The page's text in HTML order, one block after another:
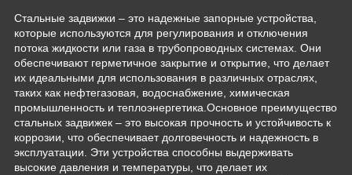
Стальные задвижки – это надежные запорные устройства,
которые используются для регулирования и отключения
потока жидкости или газа в трубопроводных системах. Они
обеспечивают герметичное закрытие и открытие, что делает
их идеальными для использования в различных отраслях,
таких как нефтегазовая, водоснабжение, химическая
промышленность и теплоэнергетика.Основное преимущество
стальных задвижек – это высокая прочность и устойчивость к
коррозии, что обеспечивает долговечность и надежность в
эксплуатации. Эти устройства способны выдерживать
высокие давления и температуры, что делает их